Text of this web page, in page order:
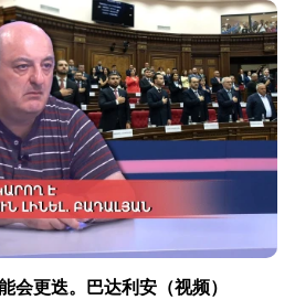
会更迭。巴达利安（视频）